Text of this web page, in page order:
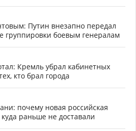
Путин внезапно передал
боевым генералам
Кремль убрал кабинетных
кто брал города
почему новая российская
раньше не доставали